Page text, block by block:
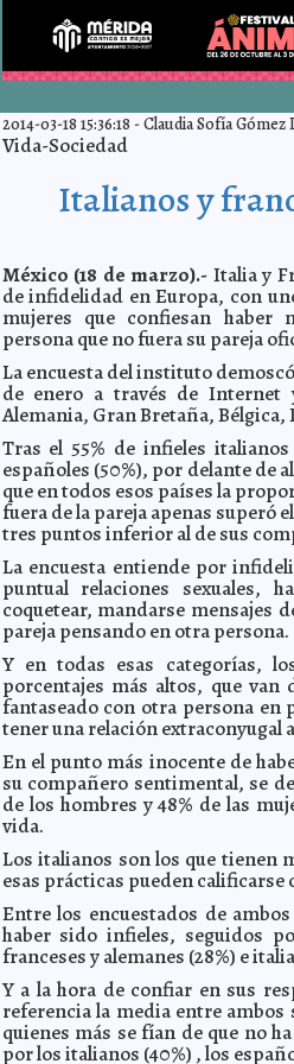
2014-03-18 15:36:18 -Claudia Sofía Gómez
Vida-Sociedad
Italianos y
México (18 de marzo).- Italia y
de infidelidad en Europa, con
mujeres que confiesan haber
persona que no fuera su pareja
La encuesta del instituto
de enero a través de Internet
Alemania, Gran Bretaña, Bélgica,
Tras el 55% de infieles
españoles (50%), por delante de
que en todos esos países la
fuera de la pareja apenas superó
tres puntos inferior al de sus
La encuesta entiende por
puntual relaciones sexuales,
coquetear, mandarse mensajes
pareja pensando en otra persona.
Y en todas esas categorías,
porcentajes más altos, que van
fantaseado con otra persona en
tener una relación extraconyugal
En el punto más inocente de
su compañero sentimental, se
de los hombres y 48% de las
vida.
Los italianos son los que tienen
esas prácticas pueden
Entre los encuestados de
haber sido infieles, seguidos
franceses y alemanes (28%) e
Y a la hora de confiar en sus
referencia la media entre ambos
quienes más se fían de que no
por los italianos (40%) , los